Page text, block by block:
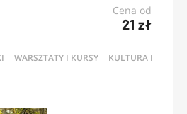
Cena od
21 zł
WARSZTATY I KURSY
KULTURA I